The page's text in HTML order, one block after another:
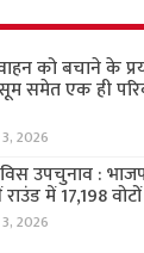
को बचाने के
समेत एक ही
2026
उपचुनाव :
में 17,198
2026